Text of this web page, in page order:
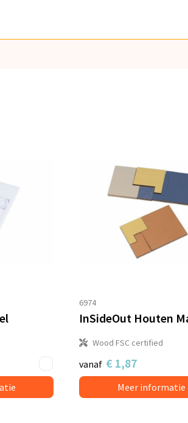
6974
Wood FSC certified
vanaf € 1,87
Meer informatie